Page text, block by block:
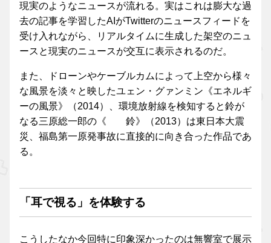
現実のようなニュースが流れる。実はこれは膨大な過
去の記事を学習したAIがTwitterのニュースフィードを
受け入れながら、リアルタイムに生成した架空のニュ
ースと現実のニュースが交互に表示されるのだ。
また、ドローンやケーブルカムによって上空から様々
な風景を淡々と映したユェン・グァンミン《エネルギ
ーの風景》（2014）、環境放射線を検知すると鈴が
なる三原総一郎の《 鈴》（2013）は東日本大震
災、福島第一原発事故に直接的に向き合った作品であ
る。
「耳で視る」を体験する
こうしたなか今回特に印象深かったのは無響室で展示